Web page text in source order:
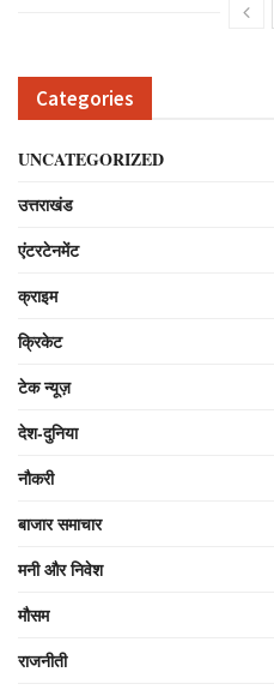
Categories
UNCATEGORIZED
उत्तराखंड
एंटरटेनमेंट
क्राइम
क्रिकेट
टेक न्यूज़
देश-दुनिया
नौकरी
बाजार समाचार
मनी और निवेश
मौसम
राजनीती